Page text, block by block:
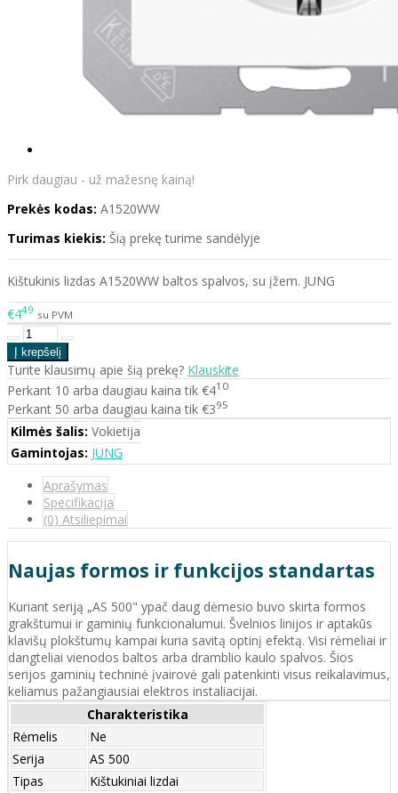
Pirk daugiau - už mažesnę kainą!
Prekės kodas: A1520WW
Turimas kiekis: Šią prekę turime sandėlyje
Kištukinis lizdas A1520WW baltos spalvos, su įžem. JUNG
€449 su PVM
Turite klausimų apie šią prekę? Klauskite
Perkant 10 arba daugiau kaina tik €410
Perkant 50 arba daugiau kaina tik €395
Kilmės šalis: Vokietija
Gamintojas: JUNG
Aprašymas
Specifikacija
(0) Atsiliepimai
Naujas formos ir funkcijos standartas
Kuriant seriją „AS 500" ypač daug dėmesio buvo skirta formos
grakštumui ir gaminių funkcionalumui. Švelnios linijos ir aptakūs
klavišų plokštumų kampai kuria savitą optinį efektą. Visi rėmeliai ir
dangteliai vienodos baltos arba dramblio kaulo spalvos. Šios
serijos gaminių techninė įvairovė gali patenkinti visus reikalavimus,
keliamus pažangiausiai elektros instaliacijai.
Charakteristika
Rėmelis
Ne
Serija
AS 500
Tipas
Kištukiniai lizdai